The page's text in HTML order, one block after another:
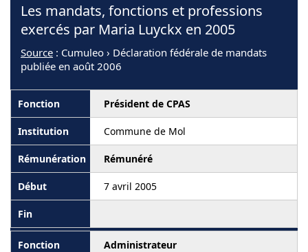
Les mandats, fonctions et professions
exercés par Maria Luyckx en 2005
Source : Cumuleo › Déclaration fédérale de mandats
publiée en août 2006
Président de CPAS
Commune de Mol
Rémunéré
7 avril 2005
Administrateur